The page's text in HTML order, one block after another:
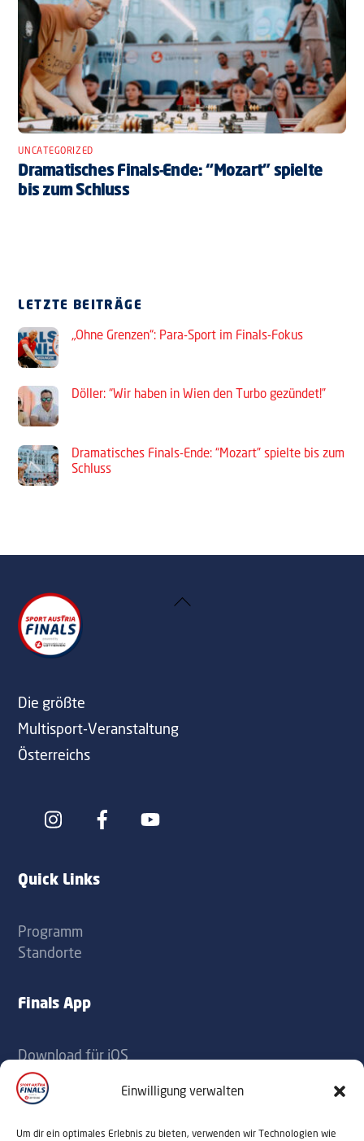
Einwilligung verwalten
Um dir ein optimales Erlebnis zu bieten, verwenden wir Technologien wie
UNCATEGORIZED
Dramatisches Finals-Ende: “Mozart” spielte
bis zum Schluss
LETZTE BEITRÄGE
„Ohne Grenzen“: Para-Sport im Finals-Fokus
Döller: “Wir haben in Wien den Turbo gezündet!”
Dramatisches Finals-Ende: “Mozart” spielte bis zum
Schluss
Back
Die größte
Multisport-Veranstaltung
Österreichs
Icon
Icon
Quick Links
Programm
Standorte
Finals App
Download für iOS
Download für Android
Kontakt